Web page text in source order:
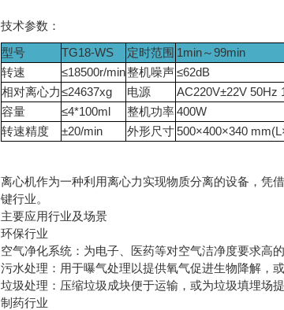
技术参数：
型号
TG18-WS 定时范围 1min～99min
转速
≤18500r/min整机噪声≤62dB
相对离心力≤24637xg 电源
AC220V±22V 50Hz
容量
≤4*100ml 整机功率400W
转速精度
±20/min 外形尺寸500×400×340
离心机作为一种利用离心力实现物质分离的设备，凭
键行业。
主要应用行业及场景
环保行业
空气净化系统：为电子、医药等对空气洁净度要求高
污水处理：用于曝气处理以提供氧气促进生物降解，
垃圾处理：压缩垃圾成块便于运输，或为垃圾填埋场
制药行业